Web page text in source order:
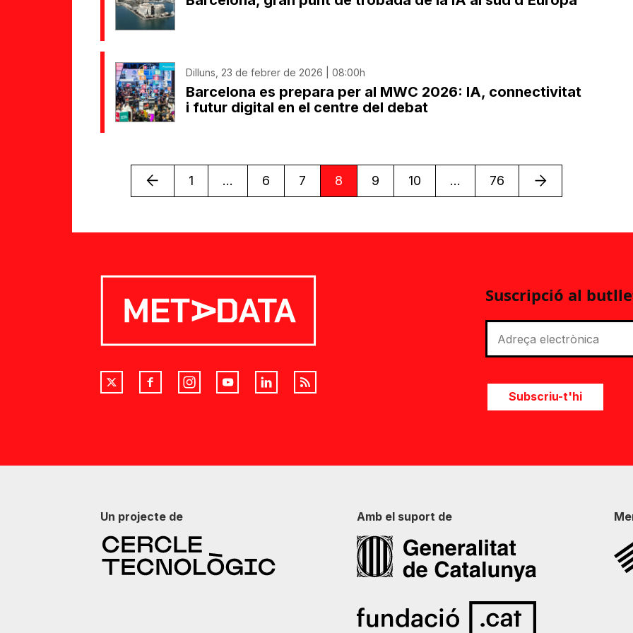
Dilluns, 23 de febrer de 2026 | 08:00h
Barcelona es prepara per al MWC 2026: IA, connectivitat
i futur digital en el centre del debat
Anterior
1 ... 6 7 8 9 10 ... 76 Següent
Suscripció al
Subscriu-t'hi
Un projecte de Amb el suport de